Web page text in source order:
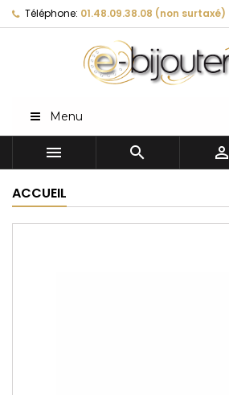
Téléphone: 01.48.09.38.08 (non surtaxé)
Menu
  
ACCUEIL